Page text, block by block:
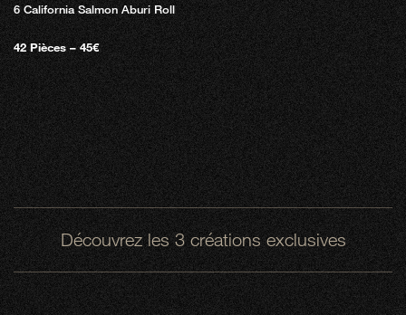
6 California Salmon Aburi Roll
42 Pièces – 45€
Découvrez les 3 créations exclusives